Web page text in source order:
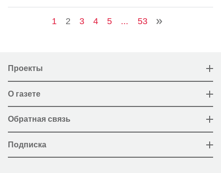
1 2 3 4 5 ... 53
Проекты
О газете
Обратная связь
Подписка